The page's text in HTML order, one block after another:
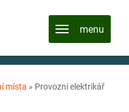
místa » Provozní elektrikář